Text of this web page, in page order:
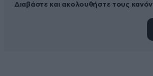
Διαβάστε και ακολουθήστε τους